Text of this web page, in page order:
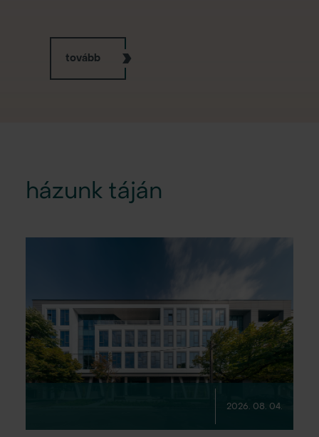
tovább
házunk táján
2026. 08. 04.